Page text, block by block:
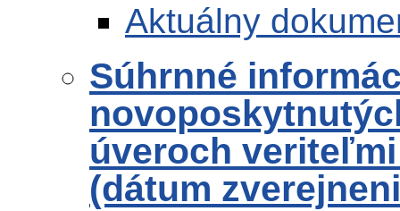
Aktuálny
Súhrnné
úveroch
(dátum